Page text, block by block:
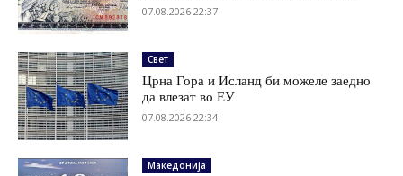
07.08.2026 22:37
Свет
Црна Гора и Исланд би можеле заедно
да влезат во ЕУ
07.08.2026 22:34
Македонија